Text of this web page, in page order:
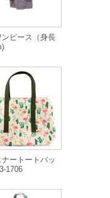
ンピース（身長
ナートートバッ
1706